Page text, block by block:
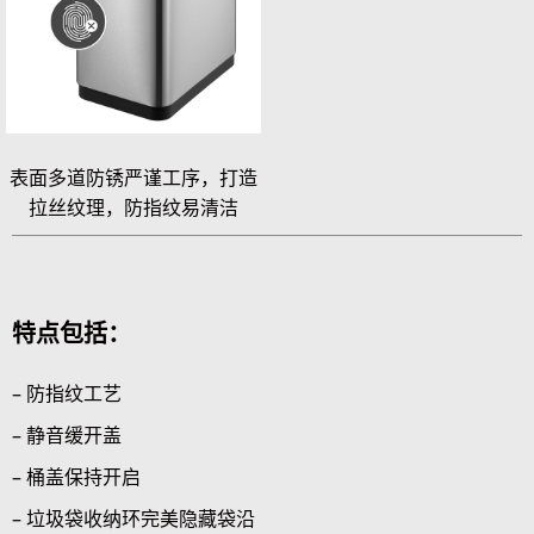
表面多道防锈严谨工序，打造
拉丝纹理，防指纹易清洁
特点包括：
– 防指纹工艺
– 静音缓开盖
– 桶盖保持开启
– 垃圾袋收纳环完美隐藏袋沿